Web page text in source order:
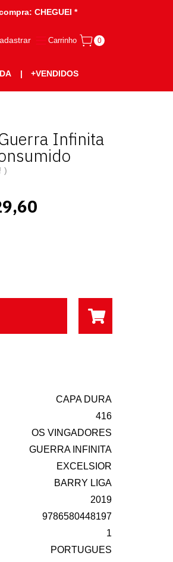
CHEGUEI *
Carrinho 0
| +VENDIDOS
Infinita
CAPA DURA
416
OS VINGADORES
GUERRA INFINITA
EXCELSIOR
BARRY LIGA
2019
9786580448197
1
PORTUGUES